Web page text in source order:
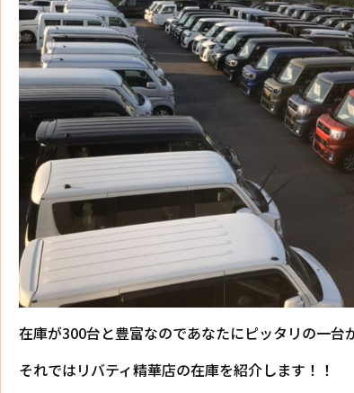
在庫が300台と豊富なのであなたにピッタリの一台
それではリバティ精華店の在庫を紹介します！！